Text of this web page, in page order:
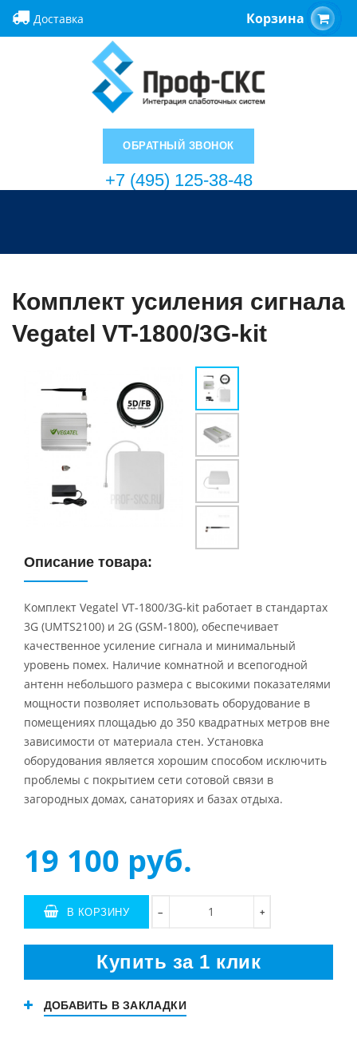
Доставка Корзина
ОБРАТНЫЙ ЗВОНОК
+7 (495) 125-38-48
Комплект усиления сигнала
Vegatel VT-1800/3G-kit
Описание товара:
Комплект Vegatel VT-1800/3G-kit работает в стандартах
3G (UMTS2100) и 2G (GSM-1800), обеспечивает
качественное усиление сигнала и минимальный
уровень помех. Наличие комнатной и всепогодной
антенн небольшого размера c высокими показателями
мощности позволяет использовать оборудование в
помещениях площадью до 350 квадратных метров вне
зависимости от материала стен. Установка
оборудования является хорошим способом исключить
проблемы с покрытием сети сотовой связи в
загородных домах, санаториях и базах отдыха.
19 100 руб.
− +
В КОРЗИНУ
Купить за 1 клик
ДОБАВИТЬ В ЗАКЛАДКИ